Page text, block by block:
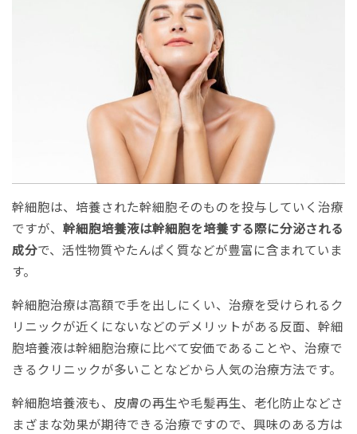
幹細胞は、培養された幹細胞そのものを投与していく治療
ですが、 幹細胞培養液は幹細胞を培養する際に分泌される
成分で、活性物質やたんぱく質などが豊富に含まれていま
す。
幹細胞治療は高額で手を出しにくい、治療を受けられるク
リニックが近くにないなどのデメリットがある反面、幹細
胞培養液は幹細胞治療に比べて安価であることや、治療で
きるクリニックが多いことなどから人気の治療方法です。
幹細胞培養液も、皮膚の再生や毛髪再生、老化防止などさ
まざまな効果が期待できる治療ですので、興味のある方は